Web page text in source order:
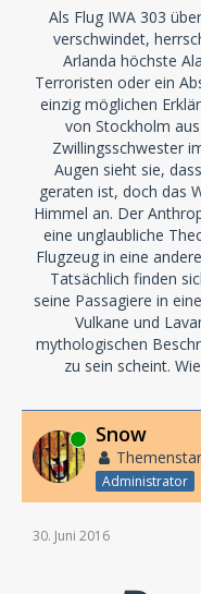
Als Flug IWA 303
verschwindet,
Arlanda höchste
Terroristen oder ein
einzig möglichen
von Stockholm
Zwillingsschwester
Augen sieht sie,
geraten ist, doch das
Himmel an. Der
eine unglaubliche
Flugzeug in eine
Tatsächlich finden
seine Passagiere in
Vulkane und
mythologischen
zu sein scheint.
Online Snow
Administrator
30. Juni 2016